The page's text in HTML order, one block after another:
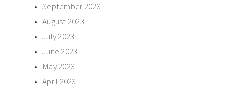
September 2023
August 2023
July 2023
June 2023
May 2023
April 2023